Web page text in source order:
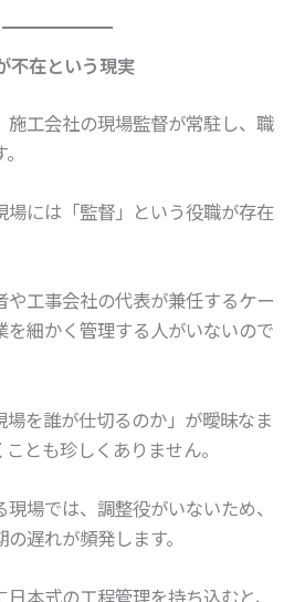
不在という現実
施工会社の現場監督が常駐し、職
場には「監督」という役職が存在
工事会社の代表が兼任するケー
を細かく管理する人がいないので
を誰が仕切るのか」が曖昧なま
とも珍しくありません。
場では、調整役がいないため、
遅れが頻発します。